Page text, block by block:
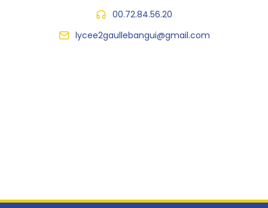
00.72.84.56.20
lycee2gaullebangui@gmail.com